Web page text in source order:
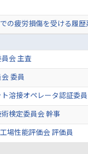
の疲労損傷を受ける履
会 主査
委員
溶接オペレータ認証委
検定委員会 幹事
場性能評価会 評価員